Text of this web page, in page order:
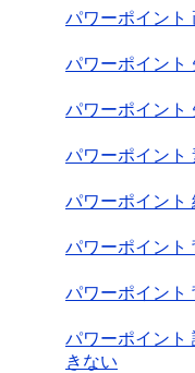
パワーポイント
パワーポイント
パワーポイント
パワーポイント
パワーポイント
パワーポイント
パワーポイント
パワーポイント
きない